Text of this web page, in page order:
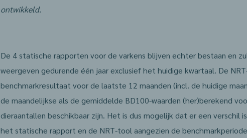
ontwikkeld.
De 4 statische rapporten voor de varkens blijven echter bestaan en
weergeven gedurende één jaar exclusief het huidige kwartaal. De
benchmarkresultaat voor de laatste 12 maanden (incl. de huidige
de maandelijkse als de gemiddelde BD100-waarden (her)berekend
dieraantallen beschikbaar zijn. Het is dus mogelijk dat er een verschil
het statische rapport en de NRT-tool aangezien de